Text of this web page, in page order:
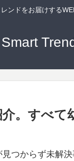
ンドをお届けする
Smart
。すべて
つからず未解